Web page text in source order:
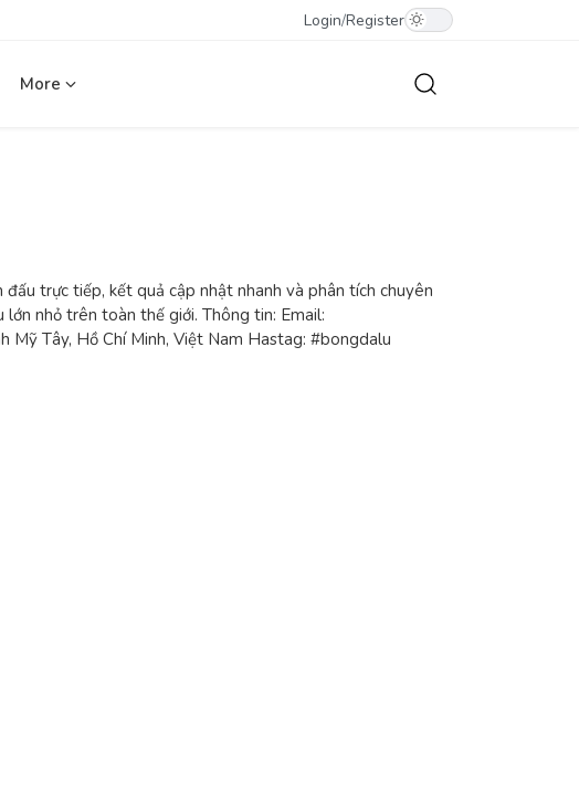
Login/Register
More
trực tiếp, kết quả cập nhật nhanh và phân tích chuyên
nhỏ trên toàn thế giới. Thông tin: Email:
Tây, Hồ Chí Minh, Việt Nam Hastag: #bongdalu